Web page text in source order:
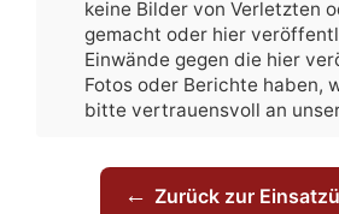
keine Bilder von Verletzten
gemacht oder hier
Einwände gegen die hier
Fotos oder Berichte haben,
bitte vertrauensvoll an
← Zurück zur